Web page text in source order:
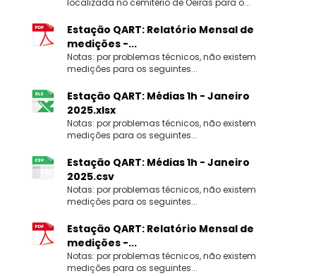
Estação QART: Relatório Mensal de
medições -...
Notas: por problemas técnicos, não existem
medições para os seguintes...
Estação QART: Médias 1h - Janeiro
2025.xlsx
Notas: por problemas técnicos, não existem
medições para os seguintes...
Estação QART: Médias 1h - Janeiro
2025.csv
Notas: por problemas técnicos, não existem
medições para os seguintes...
Estação QART: Relatório Mensal de
medições -...
Notas: por problemas técnicos, não existem
medições para os seguintes...